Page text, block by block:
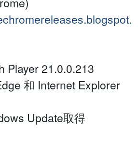
Player 21.0.0.213
和 Internet Explorer
Update取得